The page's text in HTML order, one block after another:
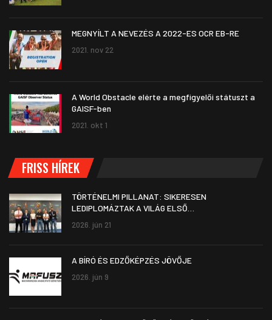
MEGNYÍLT A NEVEZÉS A 2022-ES OCR EB-RE
2021. nov 22
A World Obstacle elérte a megfigyelői státuszt a
GAISF-ben
2021. okt 1
FRISS HÍREK
TÖRTÉNELMI PILLANAT: SIKERESEN
LEDIPLOMÁZTAK A VILÁG ELSŐ…
2026. jún 21
A BÍRÓ ÉS EDZŐKÉPZÉS JÖVŐJE
2026. jún 9